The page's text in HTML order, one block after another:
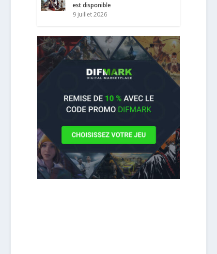
est disponible
9 juillet 2026